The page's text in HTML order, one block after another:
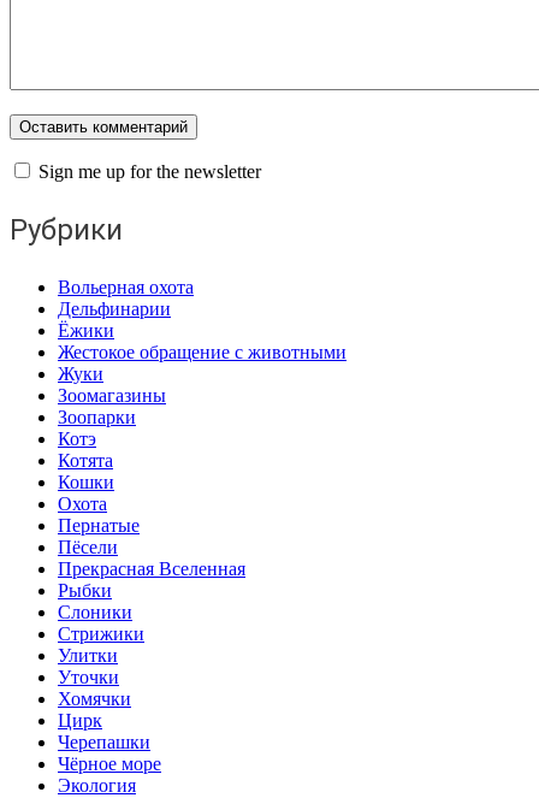
Sign me up for the newsletter
Рубрики
Вольерная охота
Дельфинарии
Ёжики
Жестокое обращение с животными
Жуки
Зоомагазины
Зоопарки
Котэ
Котята
Кошки
Охота
Пернатые
Пёсели
Прекрасная Вселенная
Рыбки
Слоники
Стрижики
Улитки
Уточки
Хомячки
Цирк
Черепашки
Чёрное море
Экология